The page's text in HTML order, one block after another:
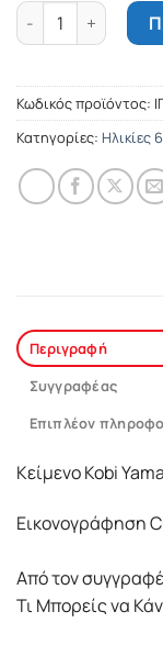
Τι είναι
Κωδικός προϊόντος:
Κατηγορίες: Ηλικίες
Περιγραφή
Συγγραφέας
Επιπλέον
Κείμενο Kobi
Εικονογράφηση
Από τον
Τι Μπορείς να